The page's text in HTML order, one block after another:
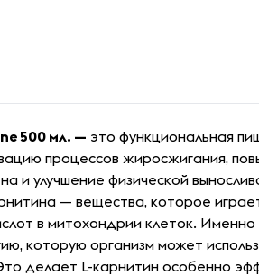
500 мл. — это функциональная
процессов жиросжигания,
и улучшение физической
— вещества, которое
в митохондрии клеток.
которую организм может
делает L-карнитин особенно